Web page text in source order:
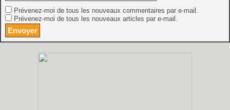
Prévenez-moi de tous les nouveaux commentaires par e-mail.
Prévenez-moi de tous les nouveaux articles par e-mail.